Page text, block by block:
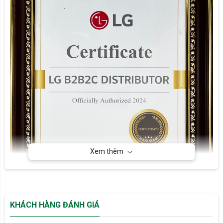
Xem thêm
KHÁCH HÀNG ĐÁNH GIÁ